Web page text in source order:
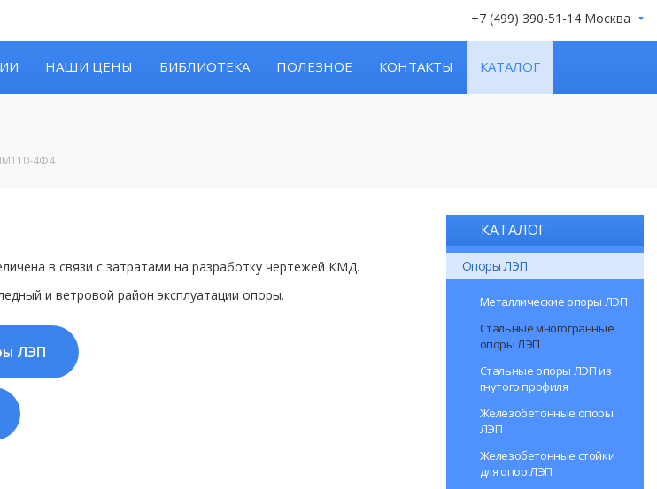
+7 (499) 390-51-14 Москва
НАШИ ЦЕНЫ БИБЛИОТЕКА ПОЛЕЗНОЕ КОНТАКТЫ КАТАЛОГ
4Ф4Т
в связи с затратами на разработку чертежей КМД.
и ветровой район эксплуатации опоры.
ЛЭП
КАТАЛОГ
Опоры ЛЭП
Металлические опоры ЛЭП
Стальные многогранные
опоры ЛЭП
Стальные опоры ЛЭП из
гнутого профиля
Железобетонные опоры
ЛЭП
Железобетонные стойки
для опор ЛЭП